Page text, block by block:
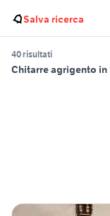
Salva ricerca
40 risultati
Chitarre agrigento